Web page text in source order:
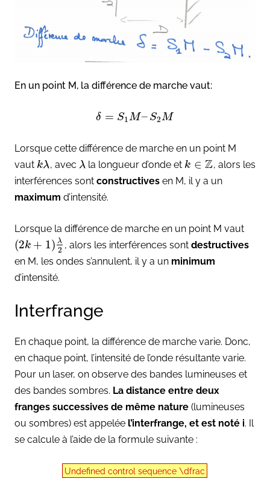
En un point M, la différence de marche vaut:
δ = S1M– S2M
Lorsque cette différence de marche en un point M
vaut kλ, avec λ la longueur d’onde et k ∈ Z, alors les
interférences sont constructives en M, il y a un
maximum d’intensité.
Lorsque la différence de marche en un point M vaut
(2k + 1) λ
2 , alors les interférences sont destructives
en M, les ondes s’annulent, il y a un minimum
d’intensité.
Interfrange
En chaque point, la différence de marche varie. Donc,
en chaque point, l’intensité de l’onde résultante varie.
Pour un laser, on observe des bandes lumineuses et
des bandes sombres. La distance entre deux
franges successives de même nature (lumineuses
ou sombres) est appelée l’interfrange, et est noté i. Il
se calcule à l’aide de la formule suivante :
Undefined control sequence \dfrac